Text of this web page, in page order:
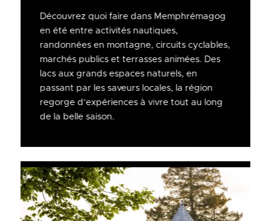
Découvrez quoi faire dans Memphrémagog
en été entre activités nautiques,
randonnées en montagne, circuits cyclables,
marchés publics et terrasses animées. Des
lacs aux grands espaces naturels, en
passant par les saveurs locales, la région
regorge d’expériences à vivre tout au long
de la belle saison.